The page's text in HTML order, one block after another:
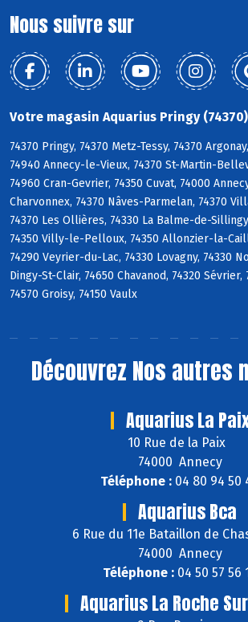
Nous suivre sur
Votre magasin Aquarius Pringy
74370 Pringy, 74370 Metz-Tessy, 74370
74940 Annecy-le-Vieux, 74370 St-Martin-
74960 Cran-Gevrier, 74350 Cuvat, 74000
Charvonnex, 74370 Nâves-Parmelan, 74370
74370 Les Ollières, 74330 La Balme-de-
74350 Villy-le-Pelloux, 74350 Allonzier-la-
74290 Veyrier-du-Lac, 74330 Lovagny, 74330
Dingy-St-Clair, 74650 Chavanod, 74320 Sévrier,
74570 Groisy, 74150 Vaulx
Découvrez Nos autres
Aquarius La
10 Rue de la Paix
74000 Annecy
Téléphone : 04 80 94 50
Aquarius Bca
6 Rue du 11e Bataillon de
74000 Annecy
Téléphone : 04 50 57 56
Aquarius La Roche